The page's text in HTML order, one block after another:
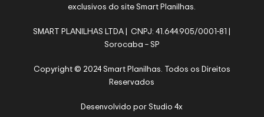
exclusivos do site Smart Planilhas.
SMART PLANILHAS LTDA | CNPJ: 41.644.905/0001-81 |
Sorocaba – SP
Copyright © 2024 Smart Planilhas. Todos os Direitos
Reservados
Desenvolvido porStudio 4x